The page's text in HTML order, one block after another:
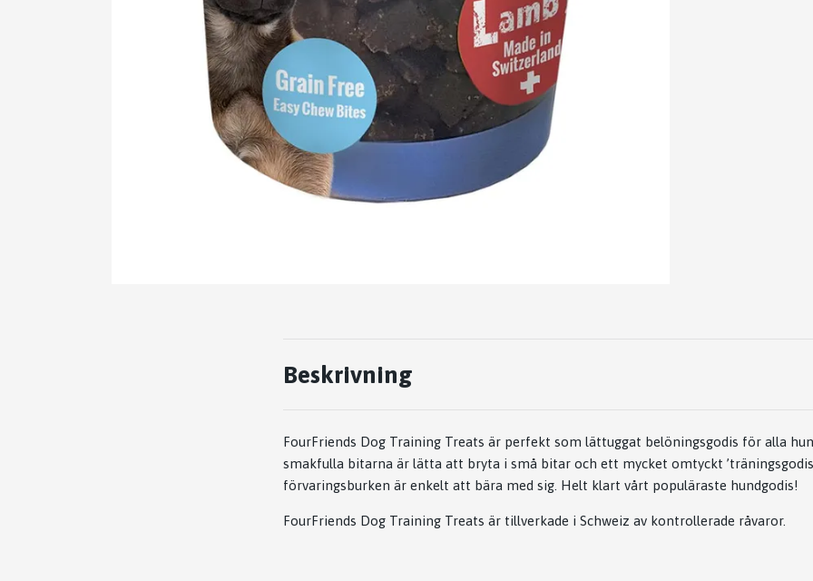
Beskrivning
FourFriends Dog Training Treats är perfekt som lättuggat belöningsgodis för alla
smakfulla bitarna är lätta att bryta i små bitar och ett mycket omtyckt
förvaringsburken är enkelt att bära med sig. Helt klart vårt populäraste hundgodis!
FourFriends Dog Training Treats är tillverkade i Schweiz av kontrollerade råvaror.